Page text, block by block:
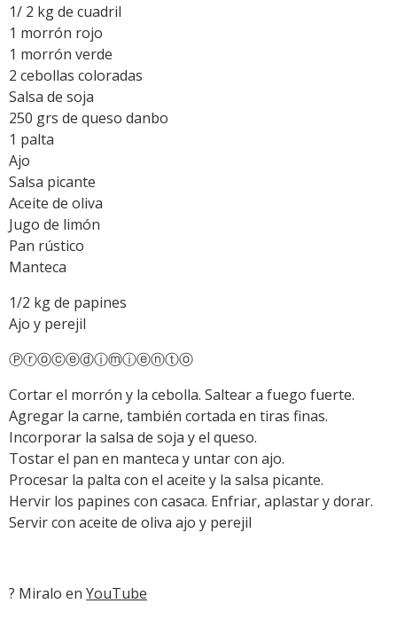
1/ 2 kg de cuadril
1 morrón rojo
1 morrón verde
2 cebollas coloradas
Salsa de soja
250 grs de queso danbo
1 palta
Ajo
Salsa picante
Aceite de oliva
Jugo de limón
Pan rústico
Manteca
1/2 kg de papines
Ajo y perejil
Ⓟⓡⓞⓒⓔⓓⓘⓜⓘⓔⓝⓣⓞ
Cortar el morrón y la cebolla. Saltear a fuego fuerte.
Agregar la carne, también cortada en tiras finas.
Incorporar la salsa de soja y el queso.
Tostar el pan en manteca y untar con ajo.
Procesar la palta con el aceite y la salsa picante.
Hervir los papines con casaca. Enfriar, aplastar y dorar.
Servir con aceite de oliva ajo y perejil
? Miralo en YouTube